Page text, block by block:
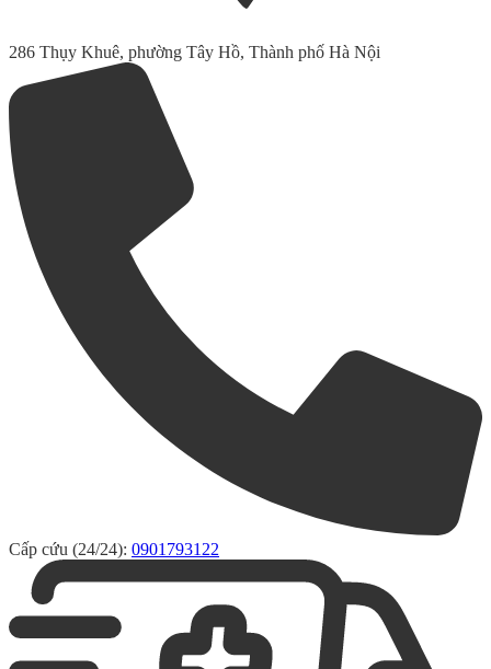
286 Thụy Khuê, phường Tây Hồ, Thành phố Hà Nội
Cấp cứu (24/24): 0901793122